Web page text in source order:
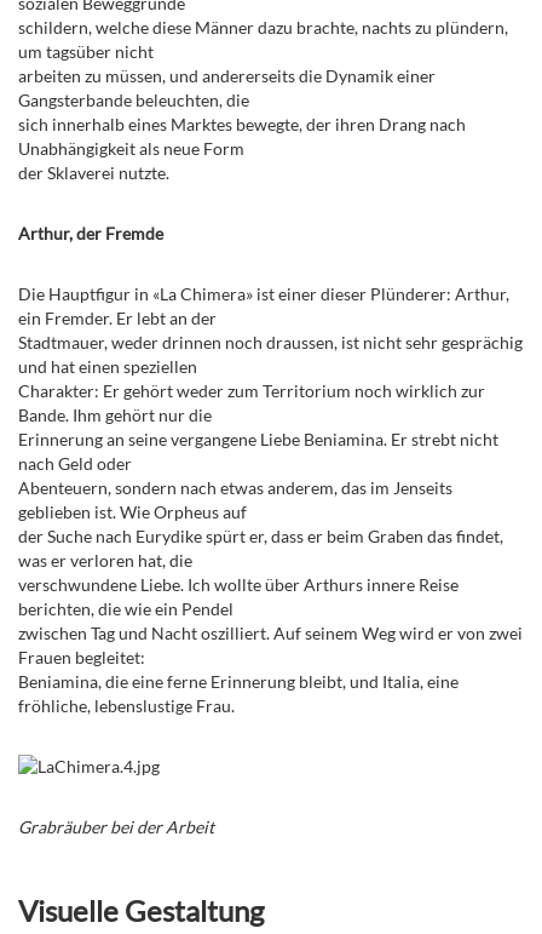
schildern, welche diese Männer dazu brachte, nachts zu plündern,
um tagsüber nicht
arbeiten zu müssen, und andererseits die Dynamik einer
Gangsterbande beleuchten, die
sich innerhalb eines Marktes bewegte, der ihren Drang nach
Unabhängigkeit als neue Form
der Sklaverei nutzte.
Arthur, der Fremde
Die Hauptfigur in «La Chimera» ist einer dieser Plünderer: Arthur,
ein Fremder. Er lebt an der
Stadtmauer, weder drinnen noch draussen, ist nicht sehr gesprächig
und hat einen speziellen
Charakter: Er gehört weder zum Territorium noch wirklich zur
Bande. Ihm gehört nur die
Erinnerung an seine vergangene Liebe Beniamina. Er strebt nicht
nach Geld oder
Abenteuern, sondern nach etwas anderem, das im Jenseits
geblieben ist. Wie Orpheus auf
der Suche nach Eurydike spürt er, dass er beim Graben das findet,
was er verloren hat, die
verschwundene Liebe. Ich wollte über Arthurs innere Reise
berichten, die wie ein Pendel
zwischen Tag und Nacht oszilliert. Auf seinem Weg wird er von zwei
Frauen begleitet:
Beniamina, die eine ferne Erinnerung bleibt, und Italia, eine
fröhliche, lebenslustige Frau.
Grabräuber bei der Arbeit
Visuelle Gestaltung